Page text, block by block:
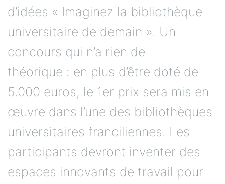
d’idées « Imaginez la bibliothèque
universitaire de demain ». Un
concours qui n’a rien de
théorique : en plus d’être doté de
5.000 euros, le 1er prix sera mis en
œuvre dans l’une des bibliothèques
universitaires franciliennes. Les
participants devront inventer des
espaces innovants de travail pour